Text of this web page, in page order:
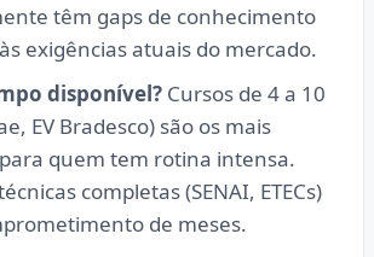
têm gaps de conhecimento
exigências atuais do mercado.
disponível? Cursos de 4 a 10
EV Bradesco) são os mais
quem tem rotina intensa.
completas (SENAI, ETECs)
de meses.